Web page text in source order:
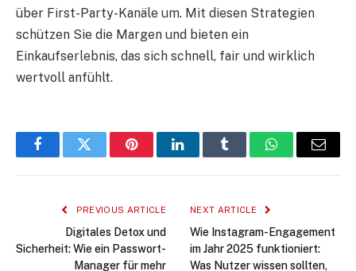
über First-Party-Kanäle um. Mit diesen Strategien
schützen Sie die Margen und bieten ein
Einkaufserlebnis, das sich schnell, fair und wirklich
wertvoll anfühlt.
FacebookTwitter PinterestLinkedInTumblr WhatsAppEmail
PREVIOUS ARTICLE
Digitales Detox und
Sicherheit: Wie ein Passwort-
Manager für mehr
NEXT ARTICLE
Wie Instagram-Engagement
im Jahr 2025 funktioniert:
Was Nutzer wissen sollten,